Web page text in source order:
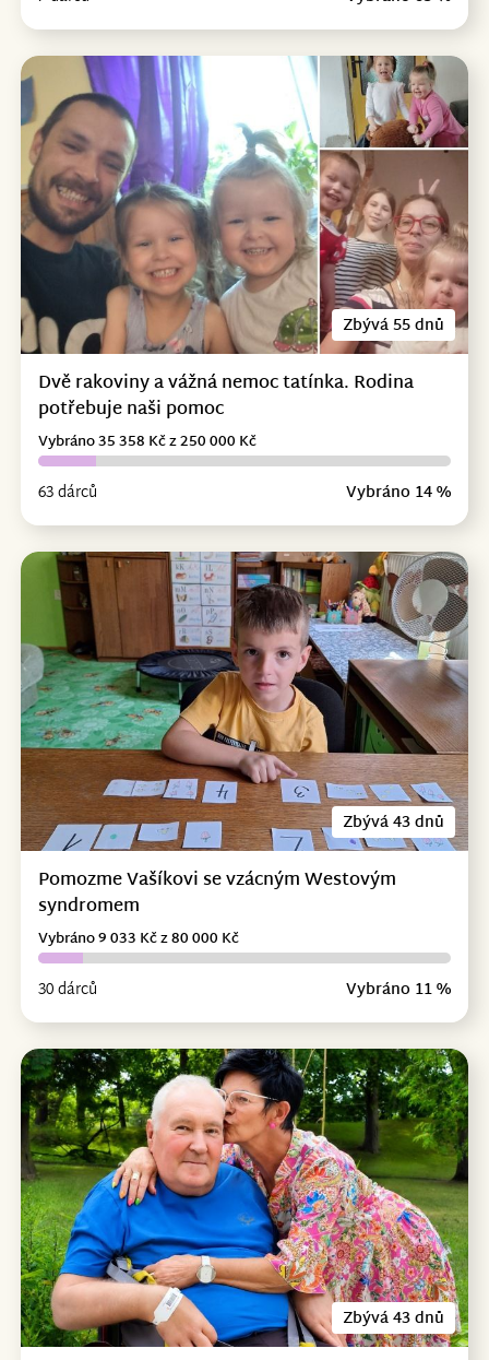
Zbývá 55 dnů
Dvě rakoviny a vážná nemoc tatínka. Rodina
potřebuje naši pomoc
63 dárců Vybráno 14 %
Vybráno 35 358 Kč z 250 000 Kč
Zbývá 43 dnů
Pomozme Vašíkovi se vzácným Westovým
syndromem
30 dárců Vybráno 11 %
Vybráno 9 033 Kč z 80 000 Kč
Zbývá 43 dnů